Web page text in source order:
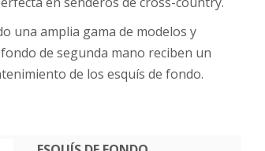
una amplia gama de modelos y
de segunda mano reciben un
de los esquís de fondo.